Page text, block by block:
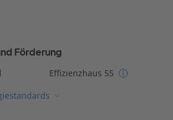
Förderung
Effizienzhaus 55